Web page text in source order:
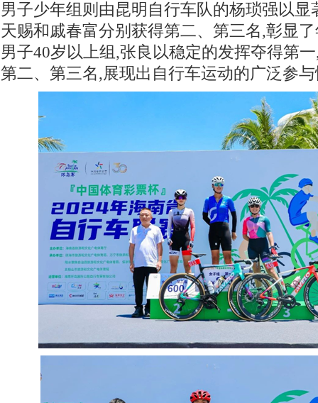
男子少年组则由昆明自行车队的杨琐强以显
天赐和戚春富分别获得第二、第三名,彰显
男子40岁以上组,张良以稳定的发挥夺得第
第二、第三名,展现出自行车运动的广泛参